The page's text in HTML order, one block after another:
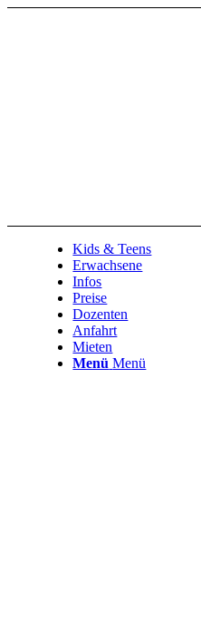
Kids & Teens
Erwachsene
Infos
Preise
Dozenten
Anfahrt
Mieten
Menü Menü